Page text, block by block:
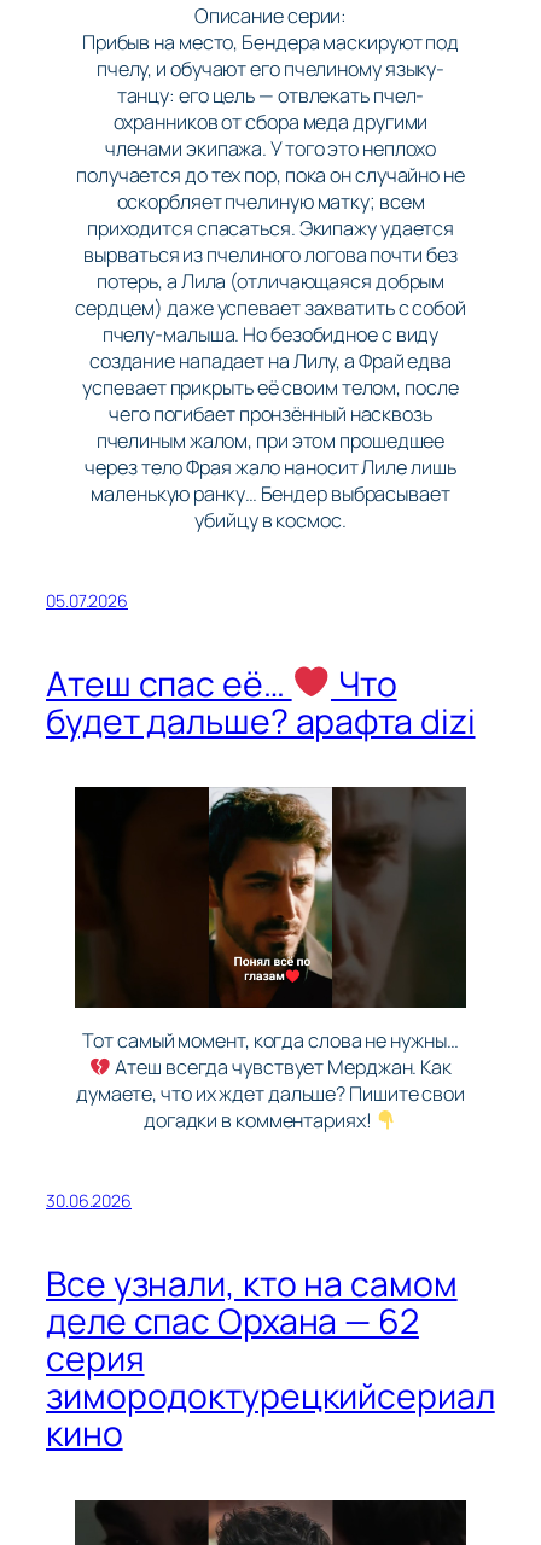
Описание серии:
Прибыв на место, Бендера маскируют под
пчелу, и обучают его пчелиному языку-
танцу: его цель — отвлекать пчел-
охранников от сбора меда другими
членами экипажа. У того это неплохо
получается до тех пор, пока он случайно не
оскорбляет пчелиную матку; всем
приходится спасаться. Экипажу удается
вырваться из пчелиного логова почти без
потерь, а Лила (отличающаяся добрым
сердцем) даже успевает захватить с собой
пчелу-малыша. Но безобидное с виду
создание нападает на Лилу, а Фрай едва
успевает прикрыть её своим телом, после
чего погибает пронзённый насквозь
пчелиным жалом, при этом прошедшее
через тело Фрая жало наносит Лиле лишь
маленькую ранку… Бендер выбрасывает
убийцу в космоc.
05.07.2026
Атеш спас её… Что
будет дальше? арафта dizi
Тот самый момент, когда слова не нужны…
Атеш всегда чувствует Мерджан. Как
думаете, что их ждет дальше? Пишите свои
догадки в комментариях!
30.06.2026
Все узнали, кто на самом
деле спас Орхана — 62
серия
зимородоктурецкийсериал
кино